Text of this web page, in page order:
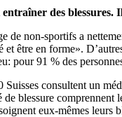
des
non-sportifs a
être en forme».
pour 91 % des
consultent un
blessure
eux-mêmes leurs